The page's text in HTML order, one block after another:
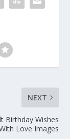
NEXT
Birthday Wishes
Love Images